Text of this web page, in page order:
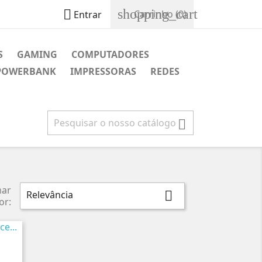
 Entrar shopping_cart
Carrinho (0)
GAMING
COMPUTADORES
IMPRESSORAS
REDES

Relevância 